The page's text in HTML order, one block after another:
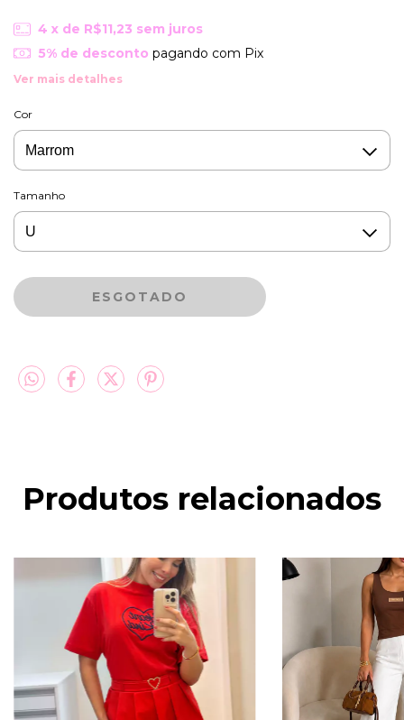
4 x de R$11,23 sem juros
5% de desconto pagando com Pix
Ver mais detalhes
Cor
Tamanho
Produtos relacionados